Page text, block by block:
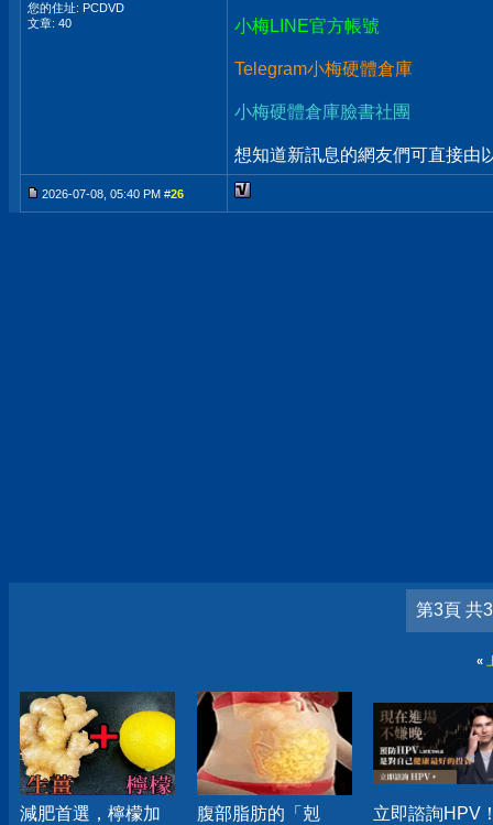
您的住址: PCDVD
文章: 40
小梅LINE官方帳號
Telegram小梅硬體倉庫
小梅硬體倉庫臉書社團
想知道新訊息的網友們可直接由
2026-07-08, 05:40 PM #26
第3頁 共
«
減肥首選，檸檬加
腹部脂肪的「剋
立即諮詢HPV